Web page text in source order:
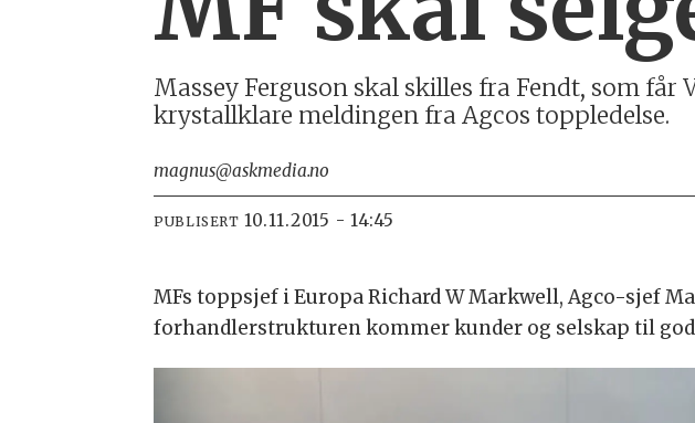
Massey Ferguson skal skilles fra Fendt, som
krystallklare meldingen fra Agcos toppledelse.
magnus@askmedia.no
PUBLISERT 10.11.2015 - 14:45
MFs toppsjef i Europa Richard W Markwell, Agco-sjef
forhandlerstrukturen kommer kunder og selskap til